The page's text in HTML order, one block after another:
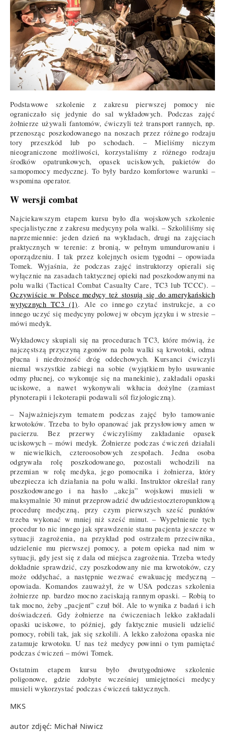
Podstawowe szkolenie z zakresu pierwszej pomocy nie
ograniczało się jedynie do sal wykładowych. Podczas zajęć
żołnierze używali fantomów, ćwiczyli też transport rannych, np.
przenosząc poszkodowanego na noszach przez różnego rodzaju
tory przeszkód lub po schodach. – Mieliśmy niczym
nieograniczone możliwości, korzystaliśmy z różnego rodzaju
środków opatrunkowych, opasek uciskowych, pakietów do
samopomocy medycznej. To były bardzo komfortowe warunki –
wspomina operator.
W wersji combat
Najciekawszym etapem kursu było dla wojskowych szkolenie
specjalistyczne z zakresu medycyny pola walki. – Szkoliliśmy się
naprzemiennie: jeden dzień na wykładach, drugi na zajęciach
praktycznych w terenie: z bronią, w pełnym umundurowaniu i
oporządzeniu. I tak przez kolejnych osiem tygodni – opowiada
Tomek. Wyjaśnia, że podczas zajęć instruktorzy opierali się
wyłącznie na zasadach taktycznej opieki nad poszkodowanymi na
polu walki (Tactical Combat Casualty Care, TC3 lub TCCC). –
Oczywiście w Polsce medycy też stosują się do amerykańskich
wytycznych TC3 (1). Ale co innego czytać instrukcje, a co
innego uczyć się medycyny polowej w obcym języku i w stresie –
mówi medyk.
Wykładowcy skupiali się na procedurach TC3, które mówią, że
najczęstszą przyczyną zgonów na polu walki są krwotoki, odma
płucna i niedrożność dróg oddechowych. Kursanci ćwiczyli
niemal wszystkie zabiegi na sobie (wyjątkiem było usuwanie
odmy płucnej, co wykonuje się na manekinie), zakładali opaski
uciskowe, a nawet wykonywali wkłucia dożylne (zamiast
płynoterapii i lekoterapii podawali sól fizjologiczną).
– Najważniejszym tematem podczas zajęć było tamowanie
krwotoków. Trzeba to było opanować jak przysłowiowy amen w
pacierzu. Bez przerwy ćwiczyliśmy zakładanie opasek
uciskowych – mówi medyk. Żołnierze podczas ćwiczeń działali
w niewielkich, czteroosobowych zespołach. Jedna osoba
odgrywała rolę poszkodowanego, pozostali wchodzili na
przemian w rolę medyka, jego pomocnika i żołnierza, który
ubezpiecza ich działania na polu walki. Instruktor określał rany
poszkodowanego i na hasło „akcja” wojskowi musieli w
maksymalnie 30 minut przeprowadzić dwudziestoczteropunktową
procedurę medyczną, przy czym pierwszych sześć punktów
trzeba wykonać w mniej niż sześć minut. – Wypełnienie tych
procedur to nic innego jak sprawdzenie stanu pacjenta jeszcze w
sytuacji zagrożenia, na przykład pod ostrzałem przeciwnika,
udzielenie mu pierwszej pomocy, a potem opieka nad nim w
sytuacji, gdy jest się z dala od miejsca zagrożenia. Trzeba wtedy
dokładnie sprawdzić, czy poszkodowany nie ma krwotoków, czy
może oddychać, a następnie wezwać ewakuację medyczną –
opowiada. Komandos zauważył, że w USA podczas szkolenia
żołnierze np. bardzo mocno zaciskają rannym opaski. – Robią to
tak mocno, żeby „pacjent” czuł ból. Ale to wynika z badań i ich
doświadczeń. Gdy żołnierze na ćwiczeniach lekko zakładali
opaski uciskowe, to później, gdy faktycznie musieli udzielić
pomocy, robili tak, jak się szkolili. A lekko założona opaska nie
zatamuje krwotoku. U nas też medycy powinni o tym pamiętać
podczas ćwiczeń – mówi Tomek.
Ostatnim etapem kursu było dwutygodniowe szkolenie
poligonowe, gdzie zdobyte wcześniej umiejętności medycy
musieli wykorzystać podczas ćwiczeń taktycznych.
MKS
autor zdjęć: Michał Niwicz